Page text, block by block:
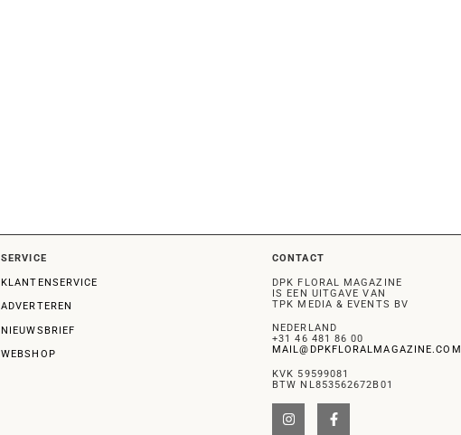
SERVICE
KLANTENSERVICE
ADVERTEREN
NIEUWSBRIEF
WEBSHOP
CONTACT
DPK FLORAL MAGAZINE
IS EEN UITGAVE VAN
TPK MEDIA & EVENTS BV
NEDERLAND
+31 46 481 86 00
MAIL@DPKFLORALMAGAZINE.COM
KVK 59599081
BTW NL853562672B01